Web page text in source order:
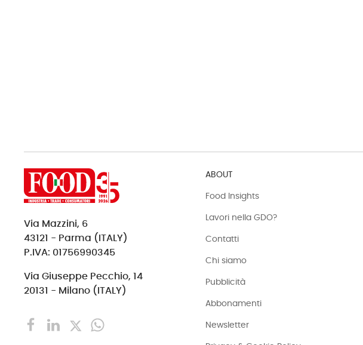
Via Mazzini, 6
43121 - Parma (ITALY)
P.IVA: 01756990345
Via Giuseppe Pecchio, 14
20131 - Milano (ITALY)
ABOUT
Food Insights
Lavori nella GDO?
Contatti
Chi siamo
Pubblicità
Abbonamenti
Newsletter